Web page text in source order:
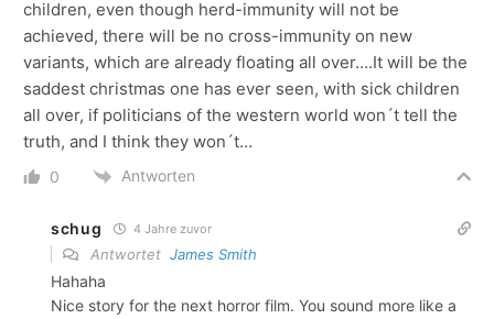
children, even though herd-immunity will not be
achieved, there will be no cross-immunity on new
variants, which are already floating all over….It will be the
saddest christmas one has ever seen, with sick children
all over, if politicians of the western world won´t tell the
truth, and I think they won´t…
0 Antworten
schug 4 Jahre zuvor
Antwortet James Smith
Hahaha
Nice story for the next horror film. You sound more like a